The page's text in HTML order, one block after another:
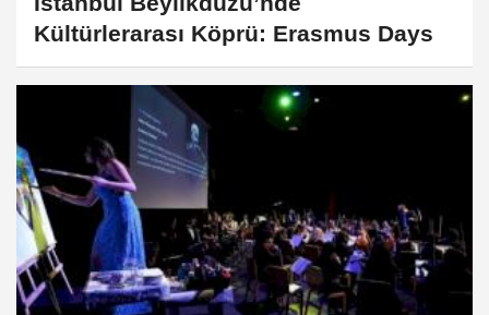
Kültürlerarası Köprü: Erasmus Days